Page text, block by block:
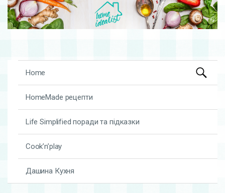
Skip to content
Home
HomeMade рецепти
Life Simplified поради та підказки
Cook’n’play
Дашина Кухня
Search
for: